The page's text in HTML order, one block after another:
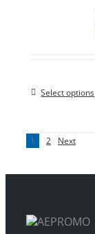
Select options
1 2 Next